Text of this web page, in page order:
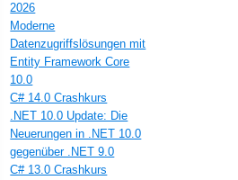
2026
Moderne
Datenzugriffslösungen mit
Entity Framework Core
10.0
C# 14.0 Crashkurs
.NET 10.0 Update: Die
Neuerungen in .NET 10.0
gegenüber .NET 9.0
C# 13.0 Crashkurs